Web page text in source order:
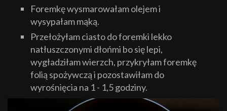
Foremkę wysmarowałam olejem i
wysypałam mąką.
Przełożyłam ciasto do foremki lekko
natłuszczonymi dłońmi bo się lepi,
wygładziłam wierzch, przykryłam foremkę
folią spożywczą i pozostawiłam do
wyrośnięcia na 1 - 1,5 godziny.